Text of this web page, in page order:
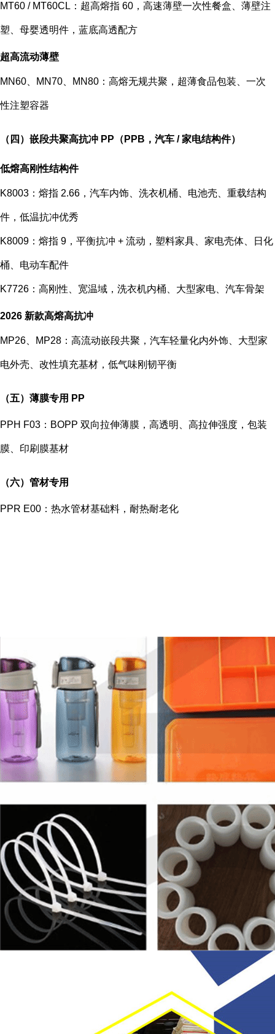
MT60 / MT60CL：超高熔指 60，高速薄壁一次性餐盒、薄壁注
塑、母婴透明件，蓝底高透配方
超高流动薄壁
MN60、MN70、MN80：高熔无规共聚，超薄食品包装、一次
性注塑容器
（四）嵌段共聚高抗冲 PP（PPB，汽车 / 家电结构件）
低熔高刚性结构件
K8003：熔指 2.66，汽车内饰、洗衣机桶、电池壳、重载结构
件，低温抗冲优秀
K8009：熔指 9，平衡抗冲 + 流动，塑料家具、家电壳体、日化
桶、电动车配件
K7726：高刚性、宽温域，洗衣机内桶、大型家电、汽车骨架
2026 新款高熔高抗冲
MP26、MP28：高流动嵌段共聚，汽车轻量化内外饰、大型家
电外壳、改性填充基材，低气味刚韧平衡
（五）薄膜专用 PP
PPH F03：BOPP 双向拉伸薄膜，高透明、高拉伸强度，包装
膜、印刷膜基材
（六）管材专用
PPR E00：热水管材基础料，耐热耐老化